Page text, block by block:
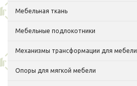
Мебельная ткань
Мебельные подлокотники
Механизмы трансформации для мебели
Опоры для мягкой мебели